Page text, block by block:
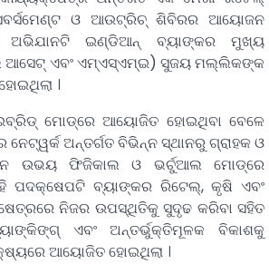
ଓ ଆଉଟ୍ରିଚ୍ ଶିବିରର ଆୟୋଜନ
ଅଭିଯାନଟି ଇଣ୍ଡିଆନ୍ ବ୍ୟାଙ୍କର ମୁଖ୍ୟ
ଆସେଟ୍ ଏବଂ ଏମ୍ଏସ୍ଏମ୍ଇ) ସୁଜୟ ମଲ୍ଲିକଙ୍କ
।
ମୋଡ୍ରେ ଆୟୋଜିତ ହୋଇଥିବା ବେଳେ
ଅନ୍ତର୍ଗତ ବିଭିନ୍ନ ସ୍ଥାନରୁ ଗ୍ରାହକ ଓ
ଉଭୟ ଫିଜିକାଲ ଓ ଭର୍ଚୁଆଲ ମୋଡ୍ରେ
ପଦକ୍ଷେପଟି ବ୍ୟାଙ୍କର ରିଟେଲ୍, କୃଷି ଏବଂ
ନିଜର ଉପସ୍ଥିତିକୁ ସୁଦୃଢ କରିବା ସହିତ
ଏବଂ ଅନ୍ତର୍ଭୁକ୍ତିମୂଳକ ବିକାଶକୁ
ଆୟୋଜିତ ହୋଇଥିଲା ।